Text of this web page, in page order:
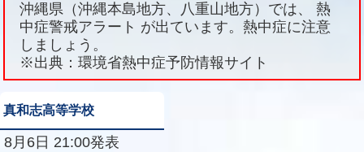
沖縄県（沖縄本島地方、八重山地方）では、 熱
中症警戒アラート が出ています。熱中症に注意
しましょう。
※出典：環境省熱中症予防情報サイト
真和志高等学校
8月6日 21:00発表